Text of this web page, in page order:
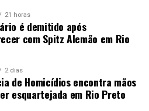
21 horas
é demitido após
com Spitz Alemão em Rio
2 dias
de Homicídios encontra mãos
esquartejada em Rio Preto